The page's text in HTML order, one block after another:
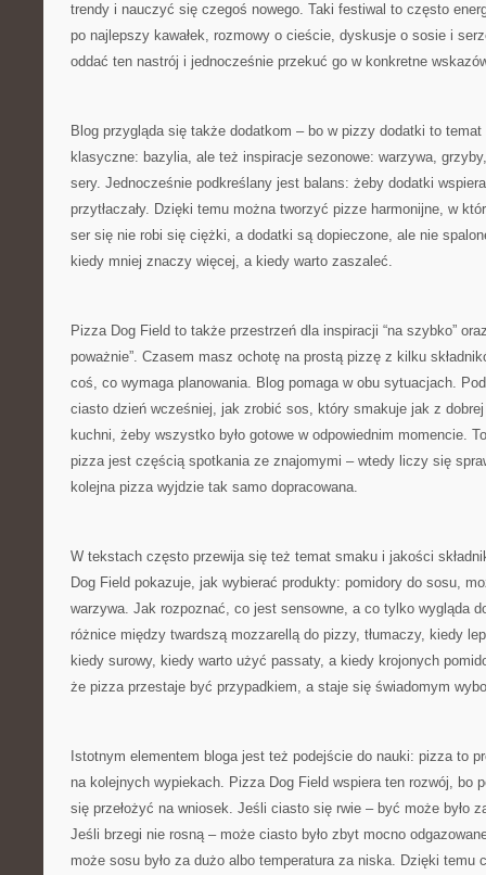
trendy i nauczyć się czegoś nowego. Taki festiwal to często
po najlepszy kawałek, rozmowy o cieście, dyskusje o sosie i
oddać ten nastrój i jednocześnie przekuć go w konkretne
Blog przygląda się także dodatkom – bo w pizzy dodatki to
klasyczne: bazylia, ale też inspiracje sezonowe: warzywa,
sery. Jednocześnie podkreślany jest balans: żeby dodatki
przytłaczały. Dzięki temu można tworzyć pizze harmonijne, w
ser się nie robi się ciężki, a dodatki są dopieczone, ale nie
kiedy mniej znaczy więcej, a kiedy warto zaszaleć.
Pizza Dog Field to także przestrzeń dla inspiracji “na szybko”
poważnie”. Czasem masz ochotę na prostą pizzę z kilku
coś, co wymaga planowania. Blog pomaga w obu sytuacjach.
ciasto dzień wcześniej, jak zrobić sos, który smakuje jak z
kuchni, żeby wszystko było gotowe w odpowiednim momencie.
pizza jest częścią spotkania ze znajomymi – wtedy liczy się
kolejna pizza wyjdzie tak samo dopracowana.
W tekstach często przewija się też temat smaku i jakości
Dog Field pokazuje, jak wybierać produkty: pomidory do sosu,
warzywa. Jak rozpoznać, co jest sensowne, a co tylko wygląda
różnice między twardszą mozzarellą do pizzy, tłumaczy, kiedy
kiedy surowy, kiedy warto użyć passaty, a kiedy krojonych
że pizza przestaje być przypadkiem, a staje się świadomym
Istotnym elementem bloga jest też podejście do nauki: pizza to
na kolejnych wypiekach. Pizza Dog Field wspiera ten rozwój, bo
się przełożyć na wniosek. Jeśli ciasto się rwie – być może było
Jeśli brzegi nie rosną – może ciasto było zbyt mocno
może sosu było za dużo albo temperatura za niska. Dzięki temu